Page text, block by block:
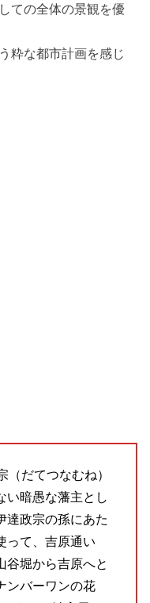
ての全体の景観を優
粋な都市計画を感じ
だてつなむね）
い暗愚な藩主とし
達政宗の孫にあた
って、吉原通い
谷堀から吉原へと
ンバーワンの花